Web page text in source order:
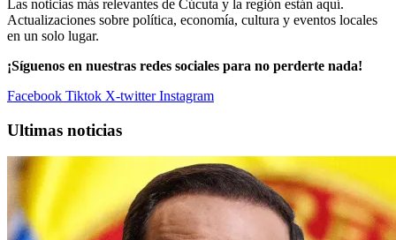
Las noticias más relevantes de Cúcuta y la región están aquí.
Actualizaciones sobre política, economía, cultura y eventos locales
en un solo lugar.
¡Síguenos en nuestras redes sociales para no perderte nada!
Facebook Tiktok X-twitter Instagram
Ultimas noticias